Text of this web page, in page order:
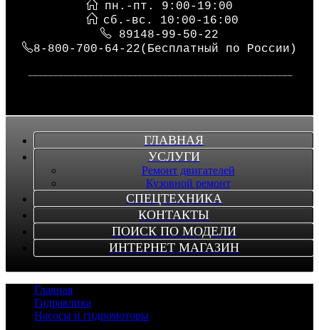
пн.-пт. 9:00-19:00
сб.-вс. 10:00-16:00
89148-99-50-22
8-800-700-64-22(Бесплатный по России)
ГЛАВНАЯ
УСЛУГИ
Ремонт двигателей
Кузовной ремонт
СПЕЦТЕХНИКА
КОНТАКТЫ
ПОИСК ПО МОДЕЛИ
ИНТЕРНЕТ МАГАЗИН
Главная
Гидравлика
Насосы и гидромоторы